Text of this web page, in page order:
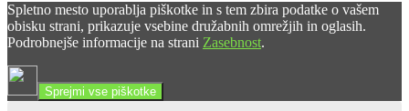
Spletno mesto uporablja piškotke in s tem zbira podatke o vašem
obisku strani, prikazuje vsebine družabnih omrežjih in oglasih.
Podrobnejše informacije na strani Zasebnost.
Sprejmi vse piškotke